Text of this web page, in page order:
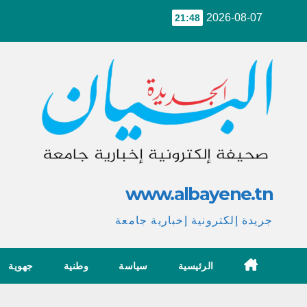
2026-08-07
21:48
www.albayene.tn
جريدة إلكترونية إخبارية جامعة
الرئيسية سياسة وطنية جهوية